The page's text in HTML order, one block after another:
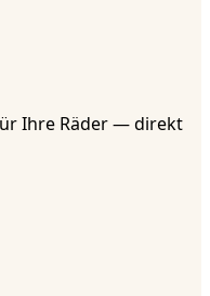
Ihre Räder — direkt